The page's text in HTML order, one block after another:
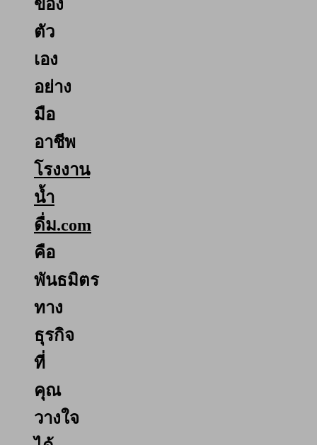
ของ
ตัว
เอง
อย่าง
มือ
อาชีพ
โรงงาน
น้ำ
ดื่ม.com
คือ
พันธมิตร
ทาง
ธุรกิจ
ที่
คุณ
วางใจ